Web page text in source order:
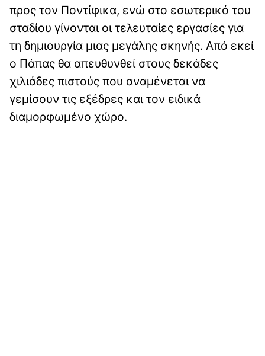
προς τον Ποντίφικα, ενώ στο εσωτερικό του
σταδίου γίνονται οι τελευταίες εργασίες για
τη δημιουργία μιας μεγάλης σκηνής. Από εκεί
ο Πάπας θα απευθυνθεί στους δεκάδες
χιλιάδες πιστούς που αναμένεται να
γεμίσουν τις εξέδρες και τον ειδικά
διαμορφωμένο χώρο.